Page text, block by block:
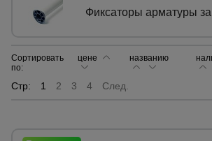
Фиксаторы арматуры
Сортировать
по:
цене названию
Стр: 1 2 3 4 След.
работ